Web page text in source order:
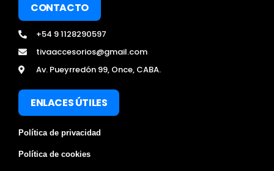
CONTACTO
+54 9 1128290597
tivaaccesorios@gmail.com
Av. Pueyrredón 99, Once, CABA.
ENLACES ÚTILES
Política de privacidad
Política de cookies